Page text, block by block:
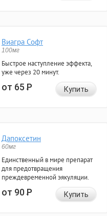
Виагра Софт
100мг
Быстрое наступление эффекта,
уже через 20 минут.
от 65Р Купить
Дапоксетин
60мг
Единственный в мире препарат
для предотвращения
преждевременной эякуляции.
от 90Р Купить